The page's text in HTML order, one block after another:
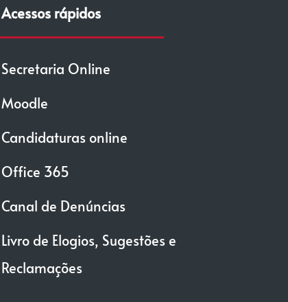
Acessos rápidos
Secretaria Online
Moodle
Candidaturas online
Office 365
Canal de Denúncias
Livro de Elogios, Sugestões e
Reclamações